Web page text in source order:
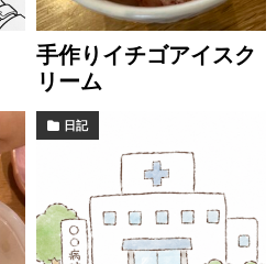
手作りイチゴアイスク
リーム
日記